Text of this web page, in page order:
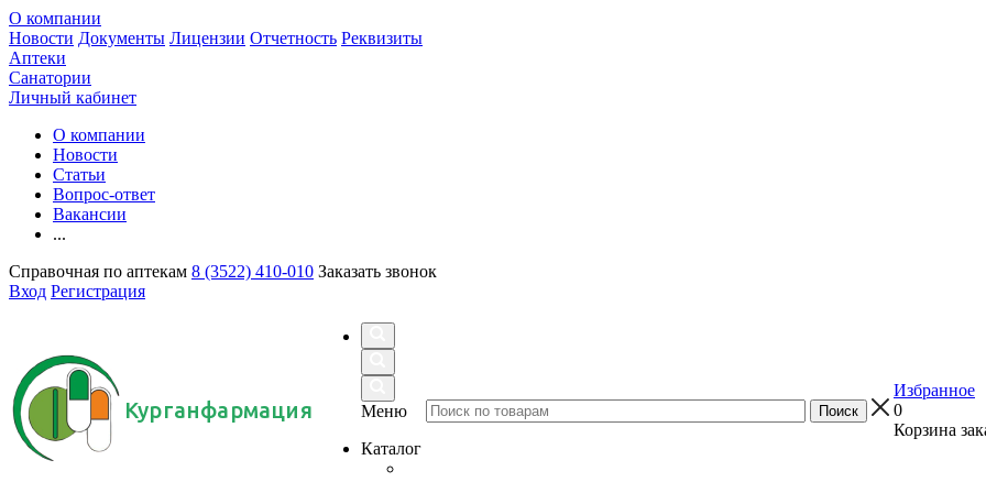
О компании
Новости Документы Лицензии Отчетность Реквизиты
Аптеки
Санатории
Личный кабинет
О компании
Новости
Статьи
Вопрос-ответ
Вакансии
...
Справочная по аптекам 8 (3522) 410-010 Заказать звонок
Вход Регистрация
Курганфармация
Меню
Каталог
Избранное
0
Корзина